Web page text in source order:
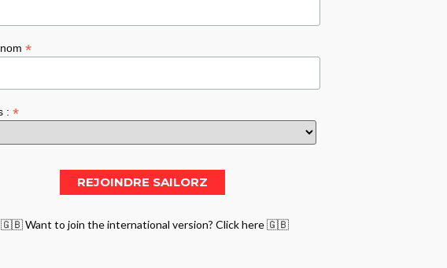
*
: *
🇬🇧 Want to join the international version? Click here 🇬🇧